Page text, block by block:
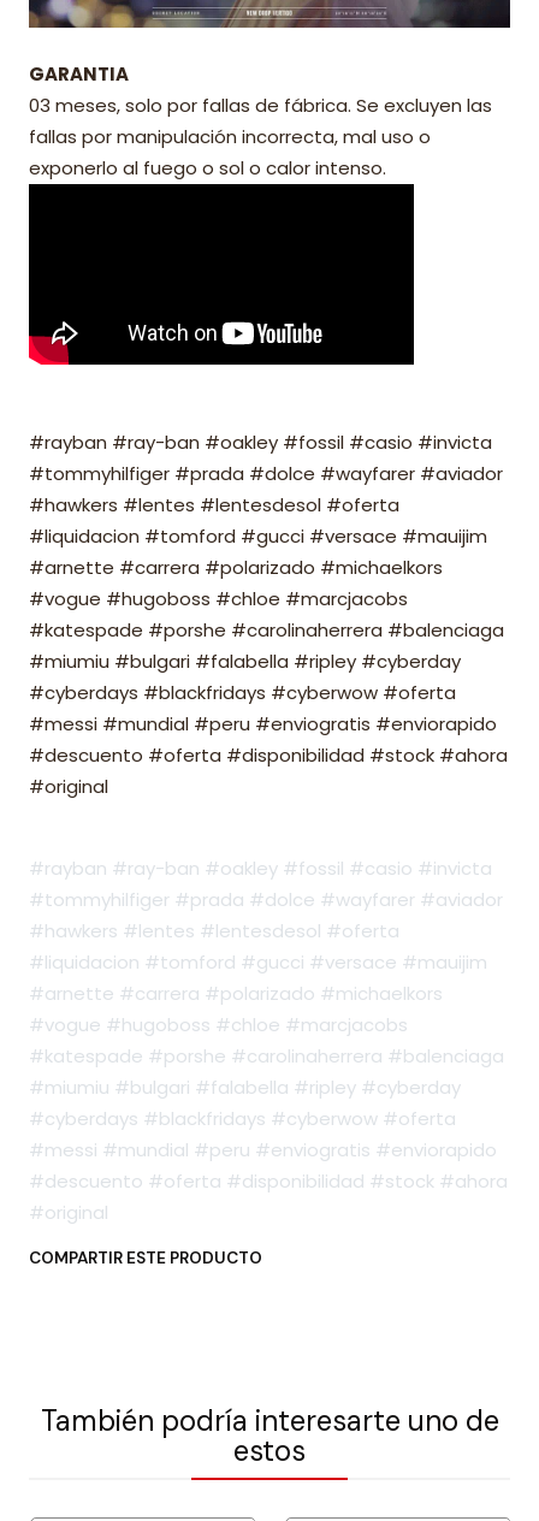
GARANTIA
03 meses, solo por fallas de fábrica. Se excluyen las
fallas por manipulación incorrecta, mal uso o
exponerlo al fuego o sol o calor intenso.
#rayban #ray-ban #oakley #fossil #casio #invicta
#tommyhilfiger #prada #dolce #wayfarer #aviador
#hawkers #lentes #lentesdesol #oferta
#liquidacion #tomford #gucci #versace #mauijim
#arnette #carrera #polarizado #michaelkors
#vogue #hugoboss #chloe #marcjacobs
#katespade #porshe #carolinaherrera #balenciaga
#miumiu #bulgari #falabella #ripley #cyberday
#cyberdays #blackfridays #cyberwow #oferta
#messi #mundial #peru #enviogratis #enviorapido
#descuento #oferta #disponibilidad #stock #ahora
#original
#rayban #ray-ban #oakley #fossil #casio #invicta
#tommyhilfiger #prada #dolce #wayfarer #aviador
#hawkers #lentes #lentesdesol #oferta
#liquidacion #tomford #gucci #versace #mauijim
#arnette #carrera #polarizado #michaelkors
#vogue #hugoboss #chloe #marcjacobs
#katespade #porshe #carolinaherrera #balenciaga
#miumiu #bulgari #falabella #ripley #cyberday
#cyberdays #blackfridays #cyberwow #oferta
#messi #mundial #peru #enviogratis #enviorapido
#descuento #oferta #disponibilidad #stock #ahora
#original
COMPARTIR ESTE PRODUCTO
También podría interesarte uno de
estos